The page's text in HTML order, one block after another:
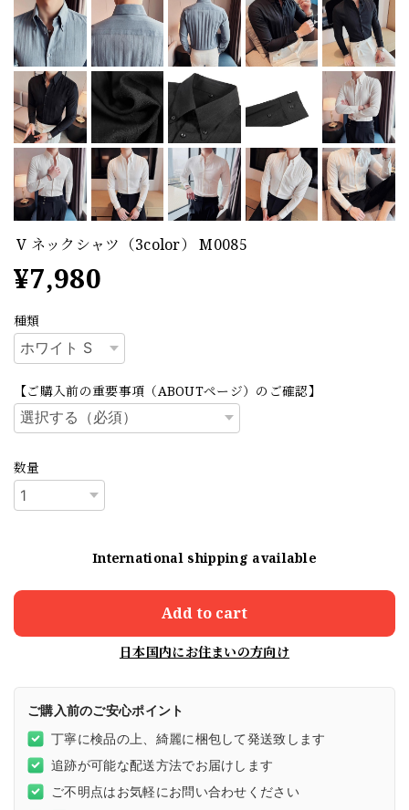
V ネックシャツ（3color） M0085
¥7,980
種類
【ご購入前の重要事項（ABOUTページ）のご確認】
数量
International shipping available
Add to cart
日本国内にお住まいの方向け
ご購入前のご安心ポイント
丁寧に検品の上、綺麗に梱包して発送致します
追跡が可能な配送方法でお届けします
ご不明点はお気軽にお問い合わせください